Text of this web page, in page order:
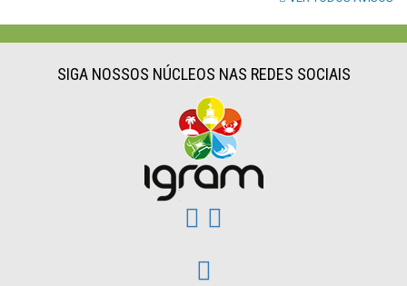
SIGA NOSSOS NÚCLEOS NAS REDES SOCIAIS